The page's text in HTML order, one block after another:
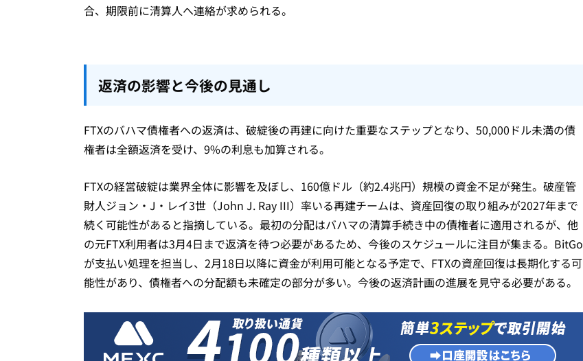
合、期限前に清算人へ連絡が求められる。
返済の影響と今後の見通し
FTXのバハマ債権者への返済は、破綻後の再建に向けた重要なステップとなり、50,000ドル未満の債
権者は全額返済を受け、9%の利息も加算される。
FTXの経営破綻は業界全体に影響を及ぼし、160億ドル（約2.4兆円）規模の資金不足が発生。破産管
財人ジョン・J・レイ3世（John J. Ray III）率いる再建チームは、資産回復の取り組みが2027年まで
続く可能性があると指摘している。最初の分配はバハマの清算手続き中の債権者に適用されるが、他
の元FTX利用者は3月4日まで返済を待つ必要があるため、今後のスケジュールに注目が集まる。BitGo
が支払い処理を担当し、2月18日以降に資金が利用可能となる予定で、FTXの資産回復は長期化する可
能性があり、債権者への分配額も未確定の部分が多い。今後の返済計画の進展を見守る必要がある。